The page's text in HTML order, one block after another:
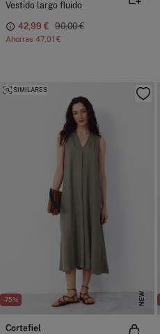
Vestido largo fluido
42,99 € 90,00 €
Ahorras 47,01 €
-75% NEW
SIMILARES
Cortefiel